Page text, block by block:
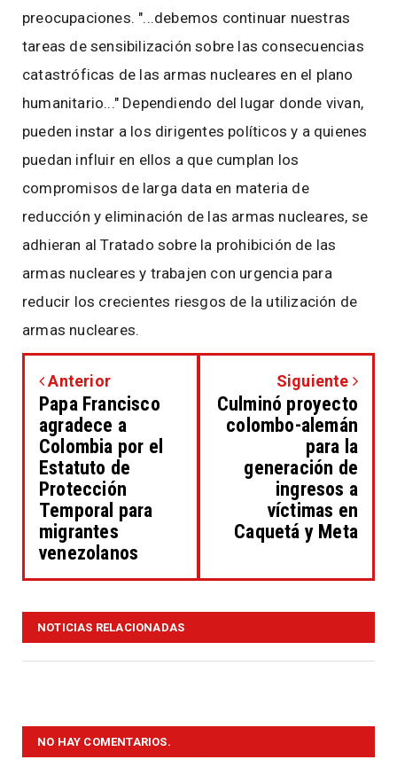
preocupaciones. "...debemos continuar nuestras
tareas de sensibilización sobre las consecuencias
catastróficas de las armas nucleares en el plano
humanitario..." Dependiendo del lugar donde vivan,
pueden instar a los dirigentes políticos y a quienes
puedan influir en ellos a que cumplan los
compromisos de larga data en materia de
reducción y eliminación de las armas nucleares, se
adhieran al Tratado sobre la prohibición de las
armas nucleares y trabajen con urgencia para
reducir los crecientes riesgos de la utilización de
armas nucleares.
Anterior
Papa Francisco
agradece a
Colombia por el
Estatuto de
Protección
Temporal para
migrantes
venezolanos
Siguiente
Culminó proyecto
colombo-alemán
para la
generación de
ingresos a
víctimas en
Caquetá y Meta
NOTICIAS RELACIONADAS
NO HAY COMENTARIOS.